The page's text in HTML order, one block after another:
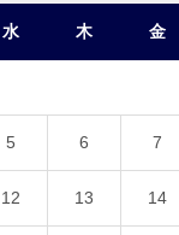
水 木 金
5 6 7
12 13 14